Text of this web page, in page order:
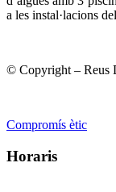
a les instal·lacions
© Copyright – Reus
Compromís ètic
Horaris